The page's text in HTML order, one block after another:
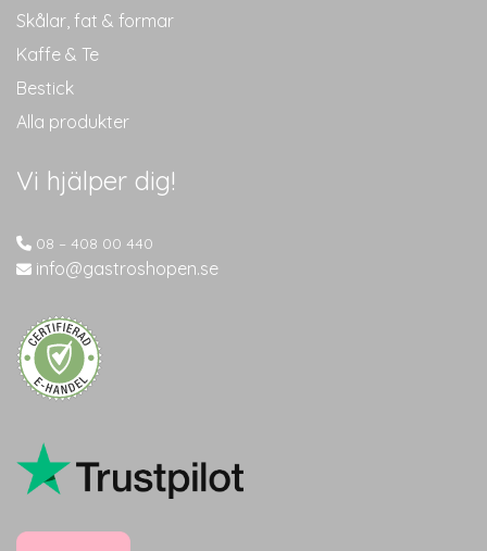
Skålar, fat & formar
Kaffe & Te
Bestick
Alla produkter
Vi hjälper dig!
08 – 408 00 440
info@gastroshopen.se